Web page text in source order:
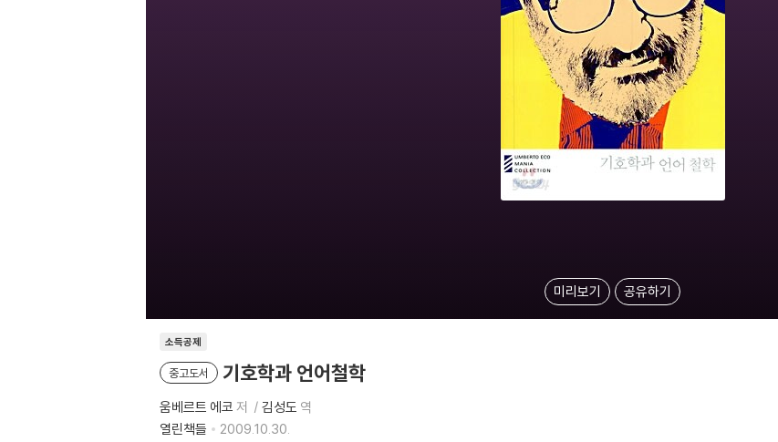
미리보기 공유하기
소득공제
중고도서 기호학과 언어철학
움베르트 에코 저 김성도 역
열린책들
2009.10.30.